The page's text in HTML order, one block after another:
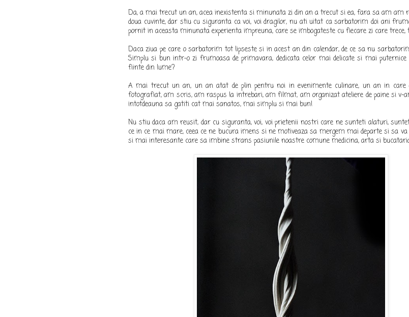
Da, a mai trecut un an, acea inexistenta si minunata zi din an a trecut si ea, fara sa am am
doua cuvinte, dar stiu cu siguranta ca voi, voi dragilor, nu ati uitat ca sarbatorim doi ani
pornit in aceasta minunata experienta impreuna, care se imbogateste cu fiecare zi care
Daca ziua pe care o sarbatorim tot lipseste si in acest an din calendar, de ce sa nu
Simplu si bun intr-o zi frumoasa de primavara, dedicata celor mai delicate si mai
fiinte din lume?
A mai trecut un an, un an atat de plin pentru noi in evenimente culinare, un an in
fotografiat, am scris, am raspus la intrebari, am filmat, am organizat ateliere de paine si v-
intotdeauna sa gatiti cat mai sanatos, mai simplu si mai bun!
Nu stiu daca am reusit, dar cu siguranta, voi, voi prietenii nostri care ne sunteti alaturi,
ce in ce mai mare, ceea ce ne bucura imens si ne motiveaza sa mergem mai departe si sa
si mai interesante care sa imbine strans pasiunile noastre comune medicina, arta si